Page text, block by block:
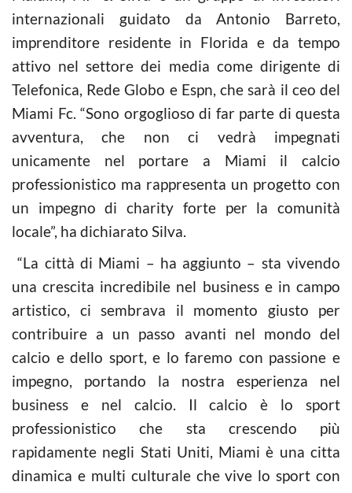
internazionali guidato da Antonio Barreto,
imprenditore residente in Florida e da tempo
attivo nel settore dei media come dirigente di
Telefonica, Rede Globo e Espn, che sarà il ceo del
Miami Fc. “Sono orgoglioso di far parte di questa
avventura, che non ci vedrà impegnati
unicamente nel portare a Miami il calcio
professionistico ma rappresenta un progetto con
un impegno di charity forte per la comunità
locale”, ha dichiarato Silva.
“La città di Miami – ha aggiunto – sta vivendo
una crescita incredibile nel business e in campo
artistico, ci sembrava il momento giusto per
contribuire a un passo avanti nel mondo del
calcio e dello sport, e lo faremo con passione e
impegno, portando la nostra esperienza nel
business e nel calcio. Il calcio è lo sport
professionistico che sta crescendo più
rapidamente negli Stati Uniti, Miami è una citta
dinamica e multi culturale che vive lo sport con